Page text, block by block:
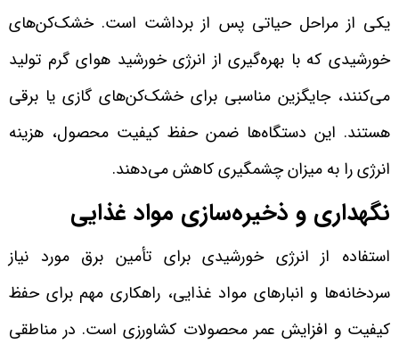
یکی از مراحل حیاتی پس از برداشت است. خشک‌کن‌های
خورشیدی که با بهره‌گیری از انرژی خورشید هوای گرم تولید
می‌کنند، جایگزین مناسبی برای خشک‌کن‌های گازی یا برقی
هستند. این دستگاه‌ها ضمن حفظ کیفیت محصول، هزینه
انرژی را به میزان چشمگیری کاهش می‌دهند.
نگهداری و ذخیره‌سازی مواد غذایی
استفاده از انرژی خورشیدی برای تأمین برق مورد نیاز
سردخانه‌ها و انبارهای مواد غذایی، راهکاری مهم برای حفظ
کیفیت و افزایش عمر محصولات کشاورزی است. در مناطقی